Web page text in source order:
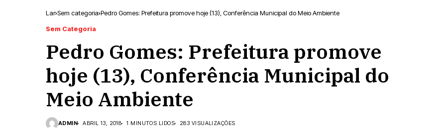
Lar Sem categoria Pedro Gomes: Prefeitura promove hoje (13), Conferência Municipal do Meio Ambiente
Sem Categoria
Pedro Gomes: Prefeitura promove
hoje (13), Conferência Municipal do
Meio Ambiente
ADMIN ABRIL 13, 2018 1 MINUTOS LIDOS 283 VISUALIZAÇÕES